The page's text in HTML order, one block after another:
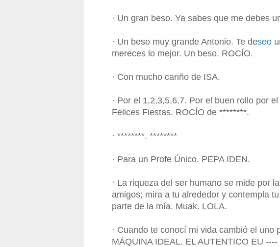
· Un gran beso. Ya sabes que me debes
· Un beso muy grande Antonio. Te deseo
mereces lo mejor. Un beso. ROCÍO.
· Con mucho cariño de ISA.
· Por el 1,2,3,5,6,7. Por el buen rollo por
Felices Fiestas. ROCÍO de ********.
· ********. ********
· Para un Profe Único. PEPA IDEN.
· La riqueza del ser humano se mide por
amigos; mira a tu alrededor y contempla
parte de la mía. Muak. LOLA.
· Cuando te conocí mi vida cambió el uno
MÁQUINA IDEAL. EL AUTENTICO EU ----